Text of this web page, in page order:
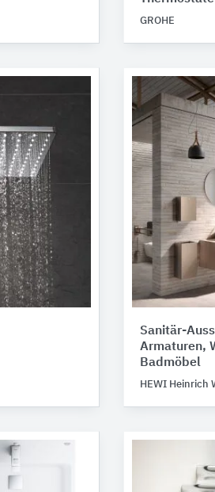
GROHE
Sanitär-
Armaturen,
Badmöbel
HEWI Heinrich